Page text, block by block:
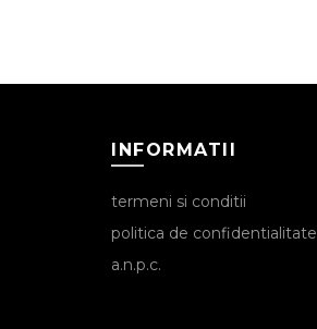
INFORMATII
termeni si conditii
politica de confidentialitate
a.n.p.c.